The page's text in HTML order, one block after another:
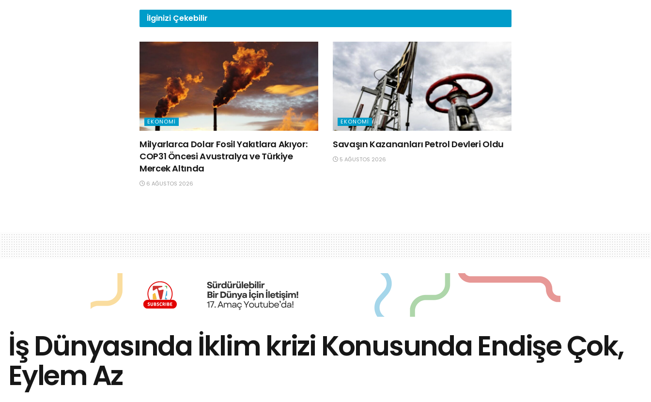
İlginizi Çekebilir
EKONOMI
Milyarlarca Dolar Fosil Yakıtlara Akıyor:
COP31 Öncesi Avustralya ve Türkiye
Mercek Altında
6 AĞUSTOS 2026
EKONOMI
Savaşın Kazananları Petrol Devleri Oldu
5 AĞUSTOS 2026
İş Dünyasında İklim krizi Konusunda Endişe Çok,
Eylem Az